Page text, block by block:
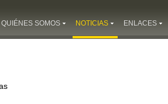
QUIÉNES SOMOS NOTICIAS ENLACES